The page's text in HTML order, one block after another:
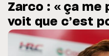
: Horaires et
du GP de Grande-
Zarco : « ça me
voit que c’est